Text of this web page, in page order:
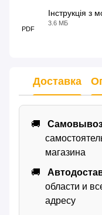
PDF
Інструкція з
3.6 МБ
Доставка
магазина
области и
адресу